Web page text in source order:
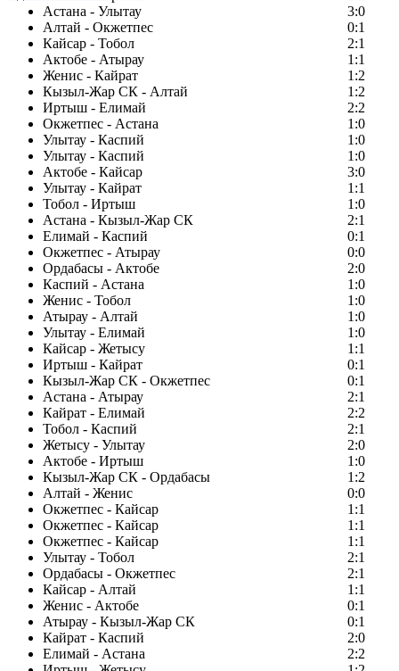
Астана - Улытау
3:0
Алтай - Окжетпес
0:1
Кайсар - Тобол
2:1
Актобе - Атырау
1:1
Женис - Кайрат
1:2
Кызыл-Жар СК - Алтай
1:2
Иртыш - Елимай
2:2
Окжетпес - Астана
1:0
Улытау - Каспий
1:0
Улытау - Каспий
1:0
Актобе - Кайсар
3:0
Улытау - Кайрат
1:1
Тобол - Иртыш
1:0
Астана - Кызыл-Жар СК
2:1
Елимай - Каспий
0:1
Окжетпес - Атырау
0:0
Ордабасы - Актобе
2:0
Каспий - Астана
1:0
Женис - Тобол
1:0
Атырау - Алтай
1:0
Улытау - Елимай
1:0
Кайсар - Жетысу
1:1
Иртыш - Кайрат
0:1
Кызыл-Жар СК - Окжетпес
0:1
Астана - Атырау
2:1
Кайрат - Елимай
2:2
Тобол - Каспий
2:1
Жетысу - Улытау
2:0
Актобе - Иртыш
1:0
Кызыл-Жар СК - Ордабасы
1:2
Алтай - Женис
0:0
Окжетпес - Кайсар
1:1
Окжетпес - Кайсар
1:1
Окжетпес - Кайсар
1:1
Улытау - Тобол
2:1
Ордабасы - Окжетпес
2:1
Кайсар - Алтай
1:1
Женис - Актобе
0:1
Атырау - Кызыл-Жар СК
0:1
Кайрат - Каспий
2:0
Елимай - Астана
2:2